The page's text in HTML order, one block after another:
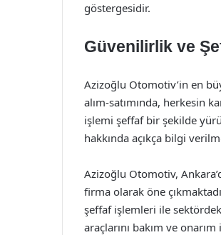
göstergesidir.
Güvenilirlik ve
Azizoğlu Otomotiv’in en
alım-satımında, herkesin
işlemi şeffaf bir şekilde
hakkında açıkça bilgi
Azizoğlu Otomotiv,
firma olarak öne
şeffaf işlemleri ile
araçlarını bakım ve